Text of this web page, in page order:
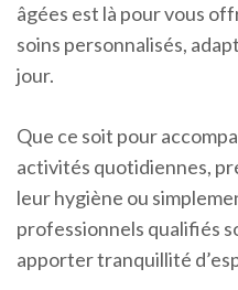
âgées est là pour vous
soins personnalisés,
jour.
Que ce soit pour
activités quotidiennes,
leur hygiène ou
professionnels qualifiés
apporter tranquillité